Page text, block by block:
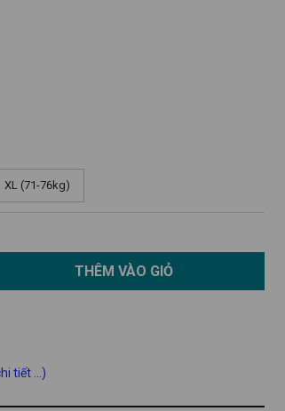
THÊM VÀO GIỎ
tiết ...)
XL (71-76kg)